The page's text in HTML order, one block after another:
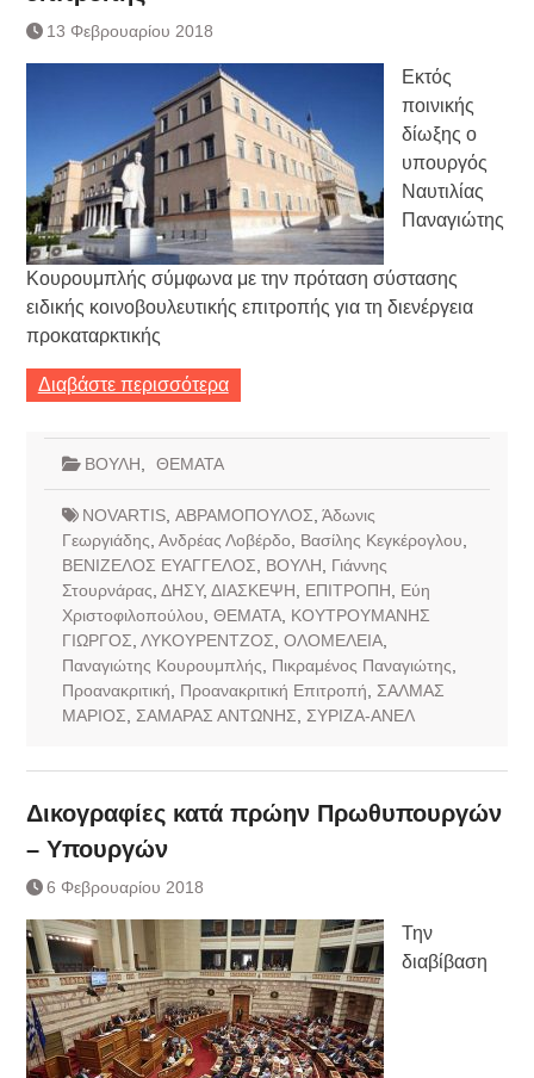
13 Φεβρουαρίου 2018
Εκτός
ποινικής
δίωξης ο
υπουργός
Ναυτιλίας
Παναγιώτης
Κουρουμπλής σύμφωνα με την πρόταση σύστασης
ειδικής κοινοβουλευτικής επιτροπής για τη διενέργεια
προκαταρκτικής
Διαβάστε περισσότερα
ΒΟΥΛΗ ΘΕΜΑΤΑ
NOVARTIS, ΑΒΡΑΜΟΠΟΥΛΟΣ Άδωνις
Γεωργιάδης Ανδρέας Λοβέρδο Βασίλης Κεγκέρογλου
ΒΕΝΙΖΕΛΟΣ ΕΥΑΓΓΕΛΟΣ
ΒΟΥΛΗ
Γιάννης
Στουρνάρας ΔΗΣΥ, ΔΙΑΣΚΕΨΗ ΕΠΙΤΡΟΠΗ
Εύη
Χριστοφιλοπούλου ΘΕΜΑΤΑ, ΚΟΥΤΡΟΥΜΑΝΗΣ
ΓΙΩΡΓΟΣ ΛΥΚΟΥΡΕΝΤΖΟΣ ΟΛΟΜΕΛΕΙΑ,
Παναγιώτης Κουρουμπλής
Πικραμένος Παναγιώτης
Προανακριτική
Προανακριτική Επιτροπή
ΣΑΛΜΑΣ
ΜΑΡΙΟΣ
ΣΑΜΑΡΑΣ ΑΝΤΩΝΗΣ ΣΥΡΙΖΑ-ΑΝΕΛ
Δικογραφίες κατά πρώην Πρωθυπουργών
– Υπουργών
6 Φεβρουαρίου 2018
Την
διαβίβαση